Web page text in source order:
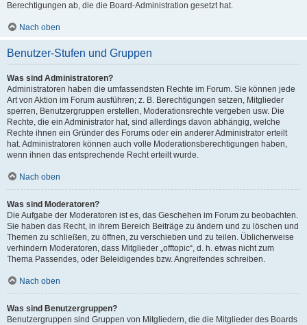
Berechtigungen ab, die die Board-Administration gesetzt hat.
Nach oben
Benutzer-Stufen und Gruppen
Was sind Administratoren?
Administratoren haben die umfassendsten Rechte im Forum. Sie können jede
Art von Aktion im Forum ausführen; z. B. Berechtigungen setzen, Mitglieder
sperren, Benutzergruppen erstellen, Moderationsrechte vergeben usw. Die
Rechte, die ein Administrator hat, sind allerdings davon abhängig, welche
Rechte ihnen ein Gründer des Forums oder ein anderer Administrator erteilt
hat. Administratoren können auch volle Moderationsberechtigungen haben,
wenn ihnen das entsprechende Recht erteilt wurde.
Nach oben
Was sind Moderatoren?
Die Aufgabe der Moderatoren ist es, das Geschehen im Forum zu beobachten.
Sie haben das Recht, in ihrem Bereich Beiträge zu ändern und zu löschen und
Themen zu schließen, zu öffnen, zu verschieben und zu teilen. Üblicherweise
verhindern Moderatoren, dass Mitglieder „offtopic“, d. h. etwas nicht zum
Thema Passendes, oder Beleidigendes bzw. Angreifendes schreiben.
Nach oben
Was sind Benutzergruppen?
Benutzergruppen sind Gruppen von Mitgliedern, die die Mitglieder des Boards